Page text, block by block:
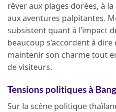
rêver aux plages dorées, à
aux aventures palpitantes.
subsistent quant à l’impact
beaucoup s’accordent à
maintenir son charme tout
de visiteurs.
Tensions politiques à
Sur la scène politique